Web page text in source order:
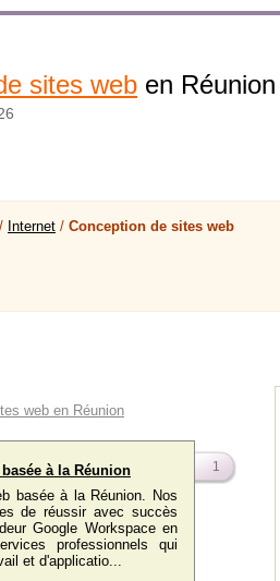
sites web en Réunion
/ Internet / Conception de sites web
web en Réunion
à la Réunion
basée à la Réunion. Nos
de réussir avec succès
Google Workspace en
professionnels qui
et d'applicatio...
1